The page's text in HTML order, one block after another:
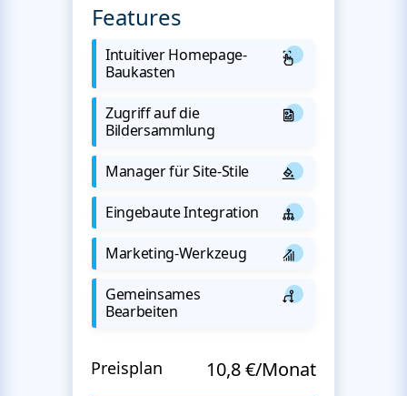
Features
Intuitiver Homepage-
Baukasten
Zugriff auf die
Bildersammlung
Manager für Site-Stile
Eingebaute Integration
Marketing-Werkzeug
Gemeinsames
Bearbeiten
Preisplan 10,8 €/Monat